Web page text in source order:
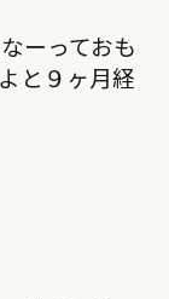
ーっておも
と９ヶ月経